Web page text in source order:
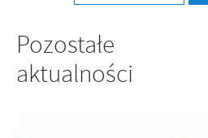
Pozostałe
aktualności